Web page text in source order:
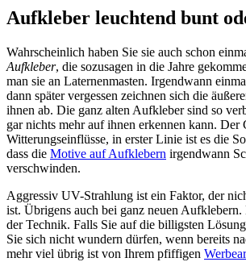
Aufkleber leuchtend bunt
Wahrscheinlich haben Sie sie auch schon
Aufkleber, die sozusagen in die Jahre
man sie an Laternenmasten. Irgendwann
dann später vergessen zeichnen sich die
ihnen ab. Die ganz alten Aufkleber sind so
gar nichts mehr auf ihnen erkennen kann. Der
Witterungseinflüsse, in erster Linie ist es die
dass die Motive auf Aufklebern irgendwann
verschwinden.
Aggressiv UV-Strahlung ist ein Faktor, der
ist. Übrigens auch bei ganz neuen Aufklebern.
der Technik. Falls Sie auf die billigsten
Sie sich nicht wundern dürfen, wenn bereits
mehr viel übrig ist von Ihrem pfiffigen